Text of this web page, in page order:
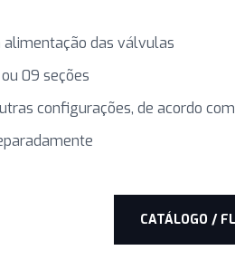
das válvulas
09 seções
configurações, de acordo
CATÁLOGO /